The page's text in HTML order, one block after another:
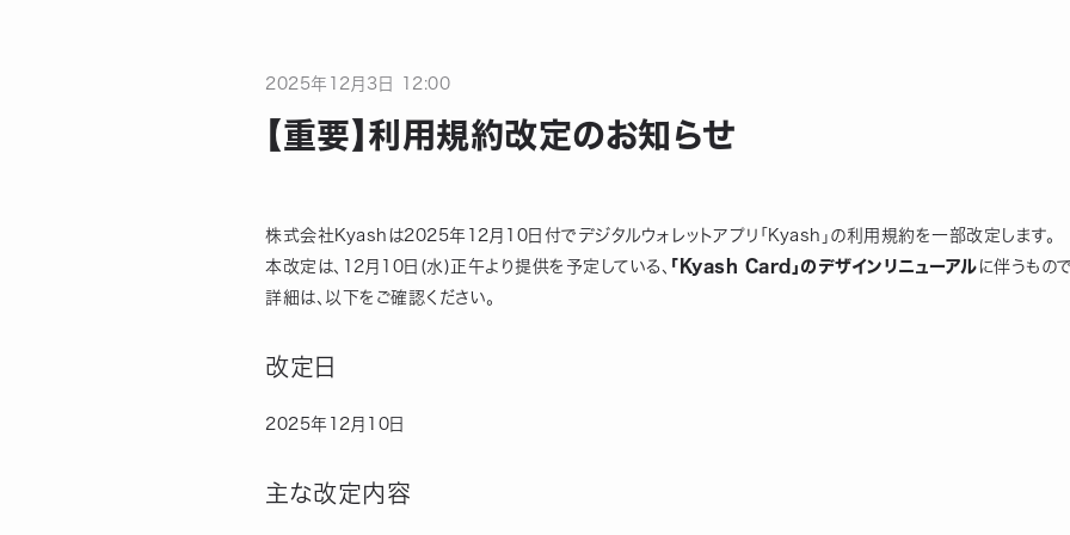
2025年 12 月 3 日 12:00
【重要】利用規約改定のお知らせ
株式会社Kyashは2025年12月10日付でデジタルウォレットアプリ「Kyash」の利用規約を一部改定します。
本改定は、12月10日(水)正午より提供を予定している、 「Kyash Card」のデザインリニューアル に伴うもので
詳細は、以下をご確認ください。
改定日
2025年12月10日
主な改定内容